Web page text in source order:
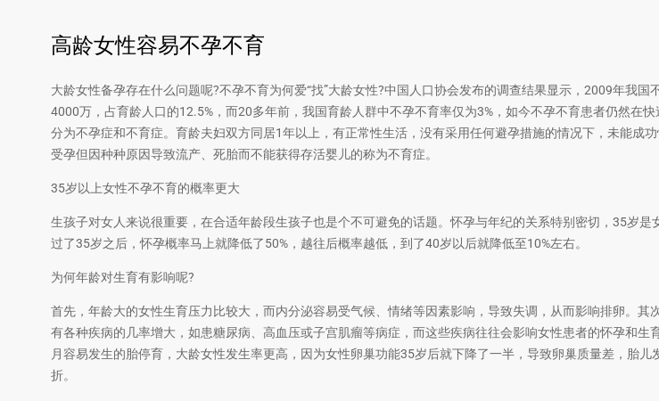
高龄女性容易不孕不育
大龄女性备孕存在什么问题呢?不孕不育为何爱“找”大龄女性?中国人口协会发布的调查结果显示，2009年我国
4000万，占育龄人口的12.5%，而20多年前，我国育龄人群中不孕不育率仅为3%，如今不孕不育患者仍然在快
分为不孕症和不育症。育龄夫妇双方同居1年以上，有正常性生活，没有采用任何避孕措施的情况下，未能成
受孕但因种种原因导致流产、死胎而不能获得存活婴儿的称为不育症。
35岁以上女性不孕不育的概率更大
生孩子对女人来说很重要，在合适年龄段生孩子也是个不可避免的话题。怀孕与年纪的关系特别密切，35岁是
过了35岁之后，怀孕概率马上就降低了50%，越往后概率越低，到了40岁以后就降低至10%左右。
为何年龄对生育有影响呢?
首先，年龄大的女性生育压力比较大，而内分泌容易受气候、情绪等因素影响，导致失调，从而影响排卵。其
有各种疾病的几率增大，如患糖尿病、高血压或子宫肌瘤等病症，而这些疾病往往会影响女性患者的怀孕和生
月容易发生的胎停育，大龄女性发生率更高，因为女性卵巢功能35岁后就下降了一半，导致卵巢质量差，胎儿
折。